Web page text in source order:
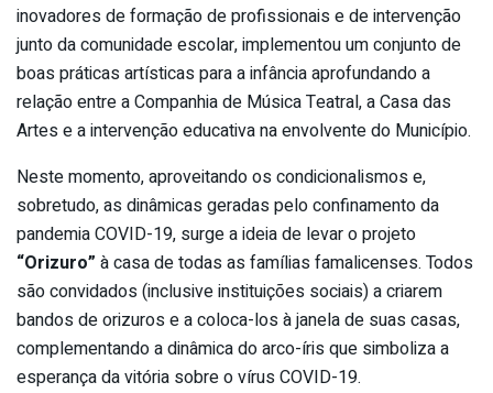
inovadores de formação de profissionais e de intervenção
junto da comunidade escolar, implementou um conjunto de
boas práticas artísticas para a infância aprofundando a
relação entre a Companhia de Música Teatral, a Casa das
Artes e a intervenção educativa na envolvente do Município.
Neste momento, aproveitando os condicionalismos e,
sobretudo, as dinâmicas geradas pelo confinamento da
pandemia COVID-19, surge a ideia de levar o projeto
“Orizuro” à casa de todas as famílias famalicenses. Todos
são convidados (inclusive instituições sociais) a criarem
bandos de orizuros e a coloca-los à janela de suas casas,
complementando a dinâmica do arco-íris que simboliza a
esperança da vitória sobre o vírus COVID-19.